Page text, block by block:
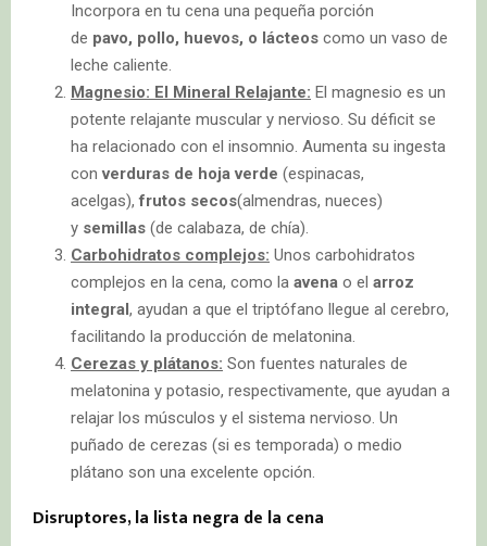
Incorpora en tu cena una pequeña porción
de pavo, pollo, huevos, o lácteos como un vaso de
leche caliente.
Magnesio: El Mineral Relajante: El magnesio es un
potente relajante muscular y nervioso. Su déficit se
ha relacionado con el insomnio. Aumenta su ingesta
converduras de hoja verde (espinacas,
acelgas),frutos secos(almendras, nueces)
y semillas (de calabaza, de chía).
Carbohidratos complejos: Unos carbohidratos
complejos en la cena, como la avena o el arroz
integral, ayudan a que el triptófano llegue al cerebro,
facilitando la producción de melatonina.
Cerezas y plátanos: Son fuentes naturales de
melatonina y potasio, respectivamente, que ayudan a
relajar los músculos y el sistema nervioso. Un
puñado de cerezas (si es temporada) o medio
plátano son una excelente opción.
Disruptores, la lista negra de la cena